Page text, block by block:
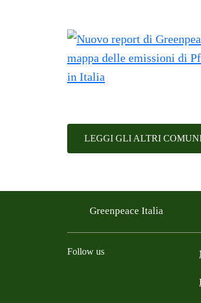
LEGGI GLI ALTRI
Greenpeace Italia
Follow us